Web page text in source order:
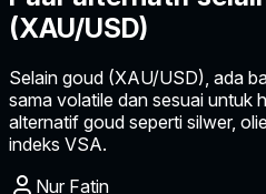
(XAU/USD)
Selain goud (XAU/USD), ada
sama volatile dan sesuai untuk
alternatif goud seperti silwer,
indeks VSA.
Nur Fatin